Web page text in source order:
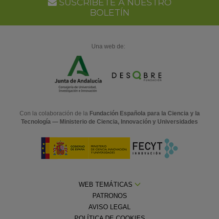
SUSCRÍBETE A NUESTRO
BOLETÍN
Una web de:
Con la colaboración de la Fundación Española para la Ciencia y la
Tecnología — Ministerio de Ciencia, Innovación y Universidades
WEB TEMÁTICAS
PATRONOS
AVISO LEGAL